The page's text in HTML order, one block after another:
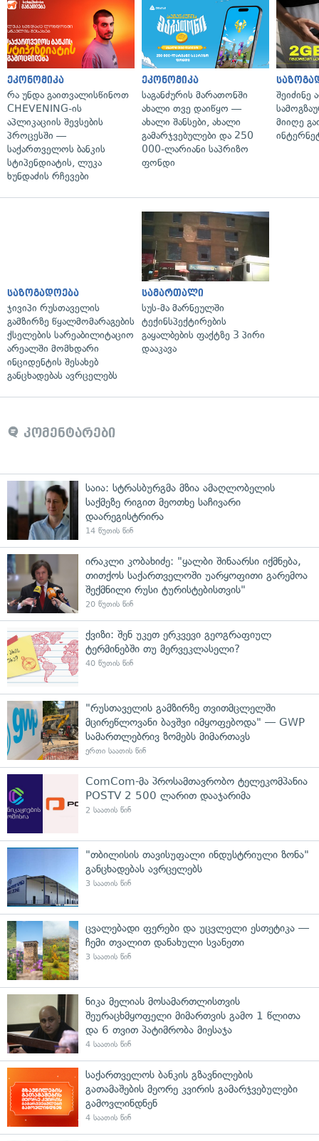
ეკონომიკა
რა უნდა გაითვალისწინოთ
CHEVENING-ის
აპლიკაციის შევსების
პროცესში —
საქართველოს ბანკის
სტიპენდიატის, ლუკა
ხუნდაძის რჩევები
ეკონომიკა
საგანძურის მარათონში
ახალი თვე დაიწყო —
ახალი შანსები, ახალი
გამარჯვებულები და 250
000-ლარიანი საპრიზო
ფონდი
შეიძინე
მიიღე
საზოგადოება
ჯივიპი რუსთაველის
გამზირზე წყალმომარაგების
ქსელების სარეაბილიტაციო
არეალში მომხდარი
ინციდენტის შესახებ
განცხადებას ავრცელებს
სამართალი
სუს-მა მარნეულში
ტექინსპექტირების
გაყალბების ფაქტზე 3 პირი
დააკავა
კომენტარები
საია: სტრასბურგმა მზია ამაღლობელის
საქმეზე რიგით მეოთხე საჩივარი
დაარეგისტრირა
14 წუთის წინ
ირაკლი კობახიძე: "ყალბი შინაარსი იქმნება,
თითქოს საქართველოში უარყოფითი გარემოა
შექმნილი რუსი ტურისტებისთვის"
20 წუთის წინ
ქვიზი: შენ უკეთ ერკვევი გეოგრაფიულ
ტერმინებში თუ მერვეკლასელი?
40 წუთის წინ
"რუსთაველის გამზირზე თვითმცლელში
მცირეწლოვანი ბავშვი იმყოფებოდა" — GWP
სამართლებრივ ზომებს მიმართავს
ერთი საათის წინ
ComCom-მა პროსამთავრობო ტელეკომპანია
POSTV 2 500 ლარით დააჯარიმა
2 საათის წინ
"თბილისის თავისუფალი ინდუსტრიული ზონა"
განცხადებას ავრცელებს
3 საათის წინ
ცვალებადი ფერები და უცვლელი ესთეტიკა —
ჩემი თვალით დანახული სვანეთი
3 საათის წინ
ნიკა მელიას მოსამართლისთვის
შეურაცხმყოფელი მიმართვის გამო 1 წლითა
და 6 თვით პატიმრობა მიესაჯა
4 საათის წინ
საქართველოს ბანკის გზავნილების
გათამაშების მეორე კვირის გამარჯვებულები
გამოვლინდნენ
4 საათის წინ